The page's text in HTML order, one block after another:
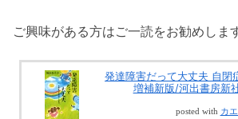
ご興味がある方はご一読をお勧めしま
発達障害だって大丈夫 自閉
増補新版/河出書房新
posted with カ